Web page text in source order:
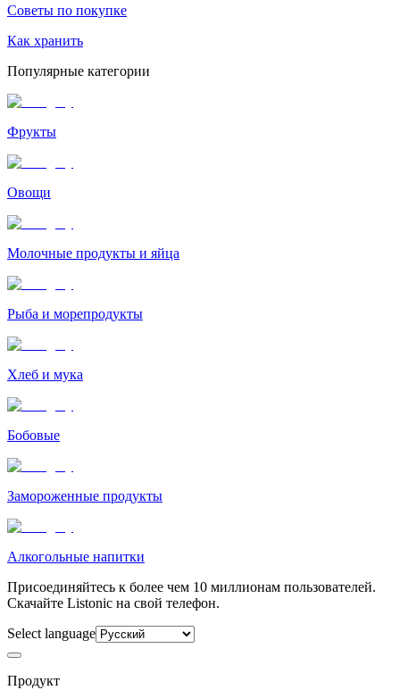
Советы по покупке
Как хранить
Популярные категории
Фрукты
Овощи
Молочные продукты и яйца
Рыба и морепродукты
Хлеб и мука
Бобовые
Замороженные продукты
Алкогольные напитки
Присоединяйтесь к более чем 10 миллионам пользователей.
Скачайте Listonic на свой телефон.
Select language
Продукт